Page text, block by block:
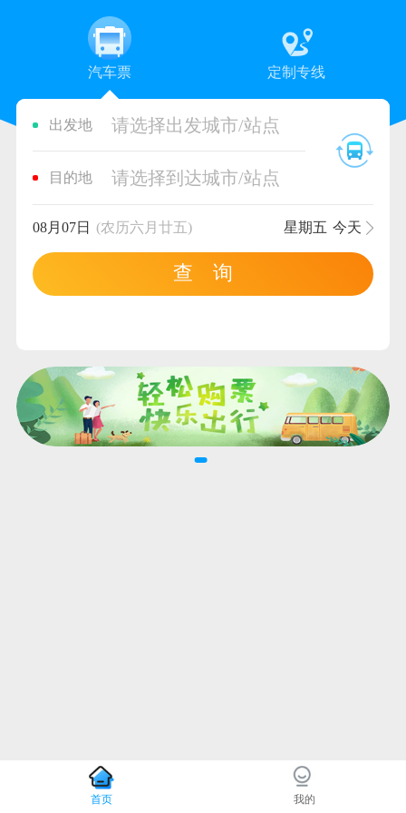
汽车票 定制专线
出发地 请选择出发城市/站点
目的地 请选择到达城市/站点
08月07日 (农历六月廿五) 星期五 今天
查 询
首页 我的